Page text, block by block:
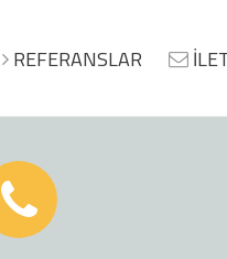
REFERANSLAR